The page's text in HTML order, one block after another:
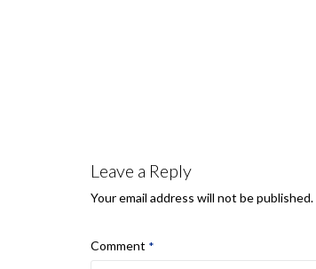
Leave a Reply
Your email address will not be published.
Comment *